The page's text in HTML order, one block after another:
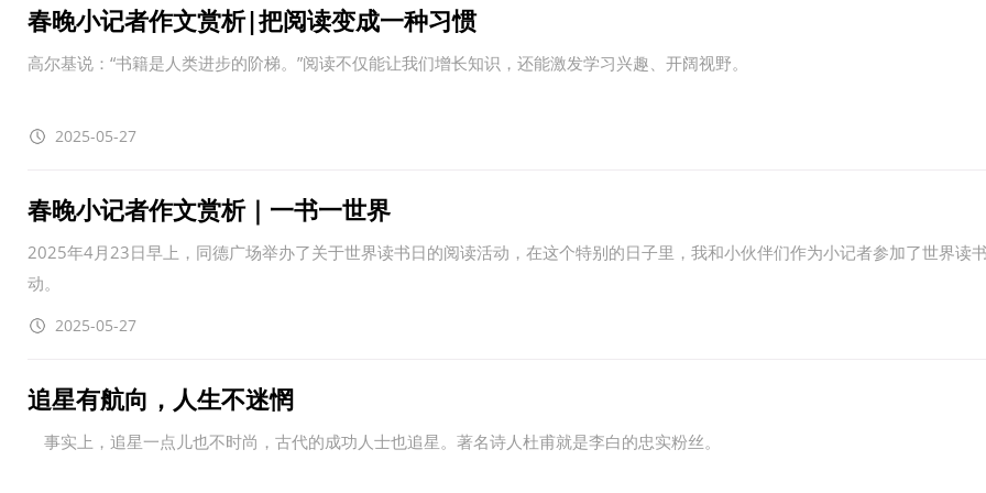
春晚小记者作文赏析|把阅读变成一种习惯
高尔基说：“书籍是人类进步的阶梯。”阅读不仅能让我们增长知识，还能激发学习兴趣、开阔视野。
2025-05-27
春晚小记者作文赏析｜一书一世界
2025年4月23日早上，同德广场举办了关于世界读书日的阅读活动，在这个特别的日子里，我和小伙伴们作为小记者参加了世界读
动。
2025-05-27
追星有航向，人生不迷惘
事实上，追星一点儿也不时尚，古代的成功人士也追星。著名诗人杜甫就是李白的忠实粉丝。